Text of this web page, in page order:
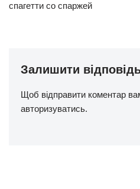
спагетти со спаржей
Залишити
Щоб відправити коментар
авторизуватись.